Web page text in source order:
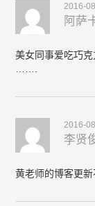
2016-
阿萨
美女同事爱吃巧
2016-
李贤
黄老师的博客更新